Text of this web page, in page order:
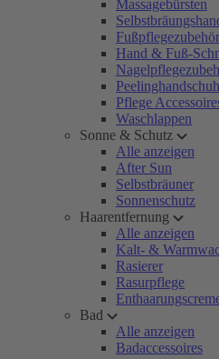
Massagebürsten
Fußpflegezubehör
Hand & Fuß-
Pflege
Waschlappen
Sonne & Schutz
Alle anzeigen
After Sun
Selbstbräuner
Sonnenschutz
Haarentfernung
Alle anzeigen
Kalt- &
Rasierer
Rasurpflege
Bad
Alle anzeigen
Badaccessoires